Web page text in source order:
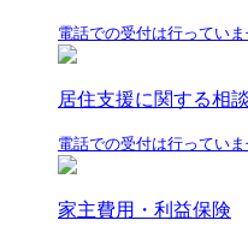
電話での受付は行ってい
居住支援に関する相談
電話での受付は行ってい
家主費用・利益保険